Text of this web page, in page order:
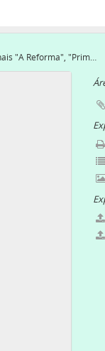
1898
1869-04-24
Catholic Church
of Mr. James Cassels,
ou perversidade?,
1869
Cassels, 18969-04-
Cassels, 1869
Cassels, 1869
Recortes de jornais "A Reforma", "Primeiro de Janeiro" "O comércio do Porto"